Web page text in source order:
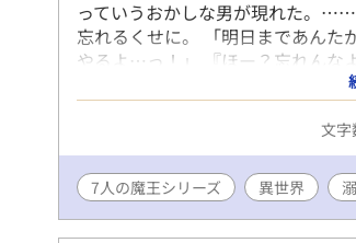
っていうおかしな男が現れた。
忘れるくせに。 「明日まであん
やるよ…っ！」 『ほー？忘れんな
ピンクの竜種かわい子ちゃん
ATTENTION
設定があります。随時更新の【
さい。 ＊人道に反する残酷な表現
『神々が統治した世界が滅びる物
糞注意報です。 ＊監禁、レイプ、
トは返せませんが、ありがたく拝
文字
7人の魔王シリーズ 異世界